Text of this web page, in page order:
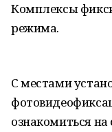
Комплексы
режима.
С местами
ознакомиться на